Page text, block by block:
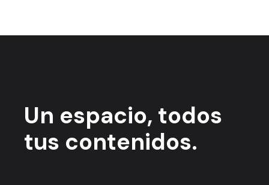
Un espacio, todos
tus contenidos.